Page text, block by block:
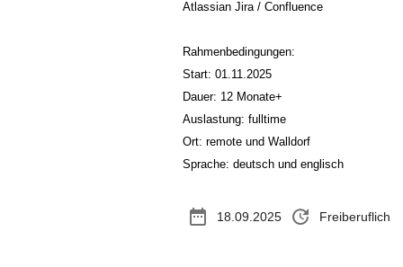
Atlassian Jira / Confluence
Rahmenbedingungen:
Start: 01.11.2025
Dauer: 12 Monate+
Auslastung: fulltime
Ort: remote und Walldorf
Sprache: deutsch und englisch
date_range 18.09.2025 update Freiberuflich